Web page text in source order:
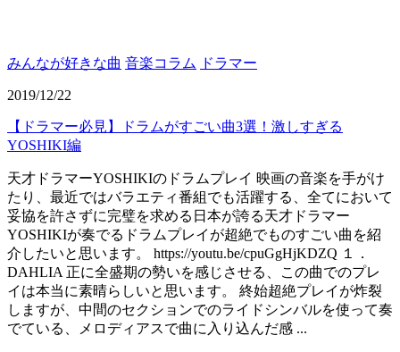
みんなが好きな曲 音楽コラム ドラマー
2019/12/22
【ドラマー必見】ドラムがすごい曲3選！激しすぎる
YOSHIKI編
天才ドラマーYOSHIKIのドラムプレイ 映画の音楽を手がけ
たり、最近ではバラエティ番組でも活躍する、全てにおいて
妥協を許さずに完璧を求める日本が誇る天才ドラマー
YOSHIKIが奏でるドラムプレイが超絶でものすごい曲を紹
介したいと思います。 https://youtu.be/cpuGgHjKDZQ １．
DAHLIA 正に全盛期の勢いを感じさせる、この曲でのプレ
イは本当に素晴らしいと思います。 終始超絶プレイが炸裂
しますが、中間のセクションでのライドシンバルを使って奏
でている、メロディアスで曲に入り込んだ感 ...